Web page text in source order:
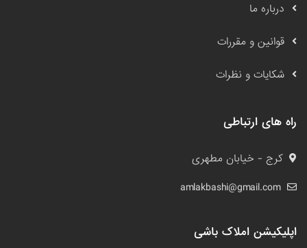
درباره ما
قوانین و مقررات
شکایات و نظرات
راه های ارتباطی
کرج - خیابان مطهری
amlakbashi@gmail.com
اپلیکیشن املاک باشی